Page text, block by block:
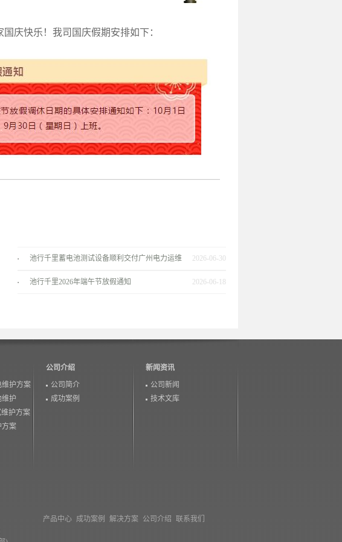
庆快乐！我司国庆假期安排如下：
池行千里蓄电池测试设备顺利交付广州电力运维
服务商
2026-06-30
池行千里2026年端午节放假通知 2026-06-18
维护方案
维护
护方案
方案
公司介绍
公司简介
成功案例
新闻资讯
公司新闻
技术文库
产品中心 成功案例 解决方案 公司介绍 联系我们